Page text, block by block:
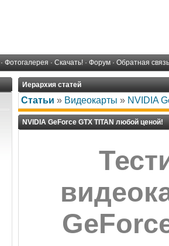
· Фотогалерея · Скачать! · Форум · Обратная связь
Иерархия статей
Статьи » Видеокарты » NVIDIA
NVIDIA GeForce GTX TITAN любой ценой!